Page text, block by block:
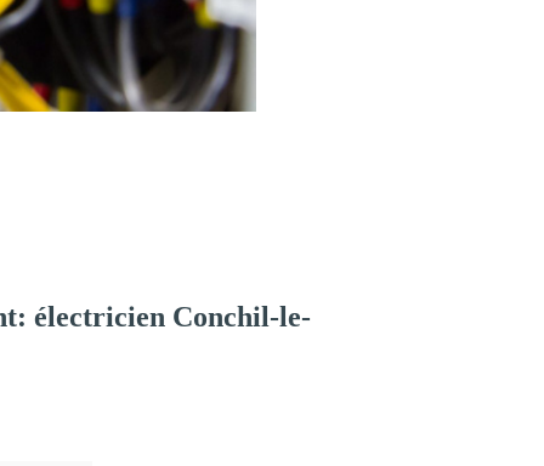
électricien Conchil-le-